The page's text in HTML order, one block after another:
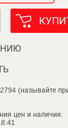
(называйте
цен и наличия: